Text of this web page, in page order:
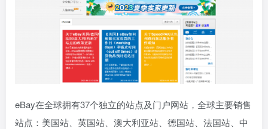
eBay在全球拥有37个独立的站点及门户网站，全球主要销售
站点：美国站、英国站、澳大利亚站、德国站、法国站、中